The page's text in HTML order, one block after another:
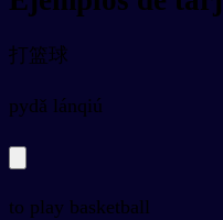
打篮球
pydǎ lánqiú
to play basketball